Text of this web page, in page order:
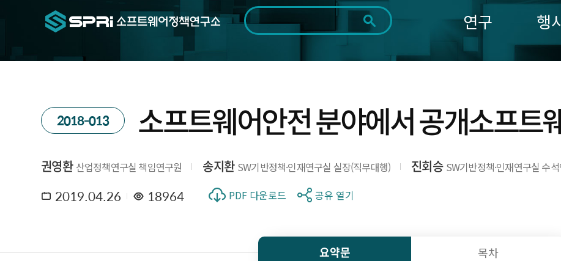
기간 전체 1일 1주 1개월 3개월 1년
작
일
지
막
일
조회
연구 행
2018-013 소프트웨어안전 분야에서 공개소프트
권영환 산업정책연구실 책임연구원 송지환 SW기반정책·인재연구실 실장(직무대행) 진회승 SW기반정책·인재연구실 수
2019.04.26 18964 PDF 다운로드 공유 열기
요약문 목차